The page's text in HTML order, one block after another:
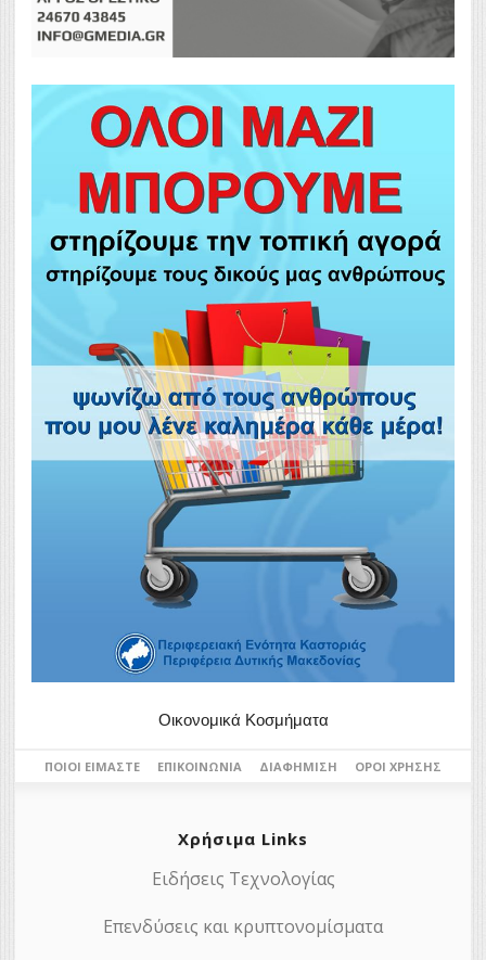
Οικονομικά Κοσμήματα
ΠΟΙΟΙ ΕΊΜΑΣΤΕ ΕΠΙΚΟΙΝΩΝΊΑ ΔΙΑΦΉΜΙΣΗ ΌΡΟΙ ΧΡΉΣΗΣ
Χρήσιμα Links
Ειδήσεις Τεχνολογίας
Επενδύσεις και κρυπτονομίσματα